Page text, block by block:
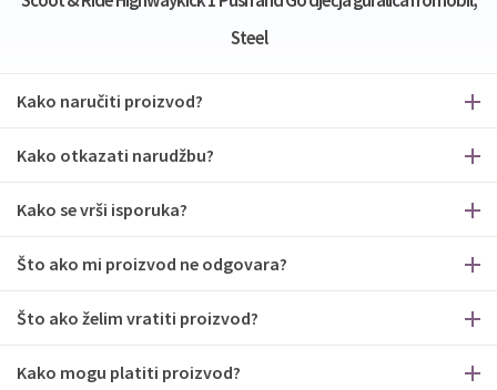
Steel
Kako naručiti proizvod?
Kako otkazati narudžbu?
Kako se vrši isporuka?
Što ako mi proizvod ne odgovara?
Što ako želim vratiti proizvod?
Kako mogu platiti proizvod?